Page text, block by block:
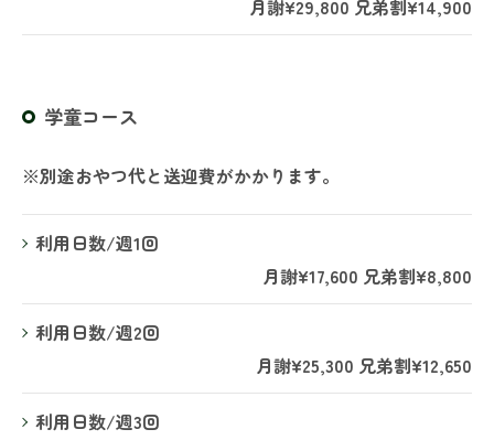
月謝¥29,800 兄弟割¥14,900
学童コース
※別途おやつ代と送迎費がかかります。
利用日数/週1回
月謝¥17,600 兄弟割¥8,800
利用日数/週2回
月謝¥25,300 兄弟割¥12,650
利用日数/週3回